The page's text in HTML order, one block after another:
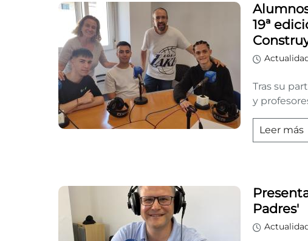
19ª
Tras su
y
Leer más
Padres'